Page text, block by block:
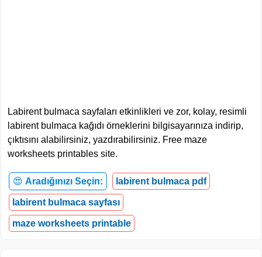
Labirent bulmaca sayfaları etkinlikleri ve zor, kolay, resimli
labirent bulmaca kağıdı örneklerini bilgisayarınıza indirip,
çıktısını alabilirsiniz, yazdırabilirsiniz. Free maze
worksheets printables site.
😍 Aradığınızı Seçin: labirent bulmaca pdf
labirent bulmaca sayfası
maze worksheets printable